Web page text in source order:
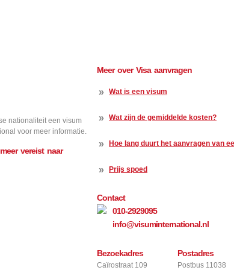
nationaliteit een visum
voor meer informatie.
vereist naar
Meer over Visa aanvragen
» Wat is een visum
» Wat zijn de gemiddelde kosten?
» Hoe lang duurt het aanvragen van
» Prijs spoed
Contact
010-2929095
info@visuminternational.nl
Bezoekadres
Caïrostraat 109
Postadres
Postbus 11038